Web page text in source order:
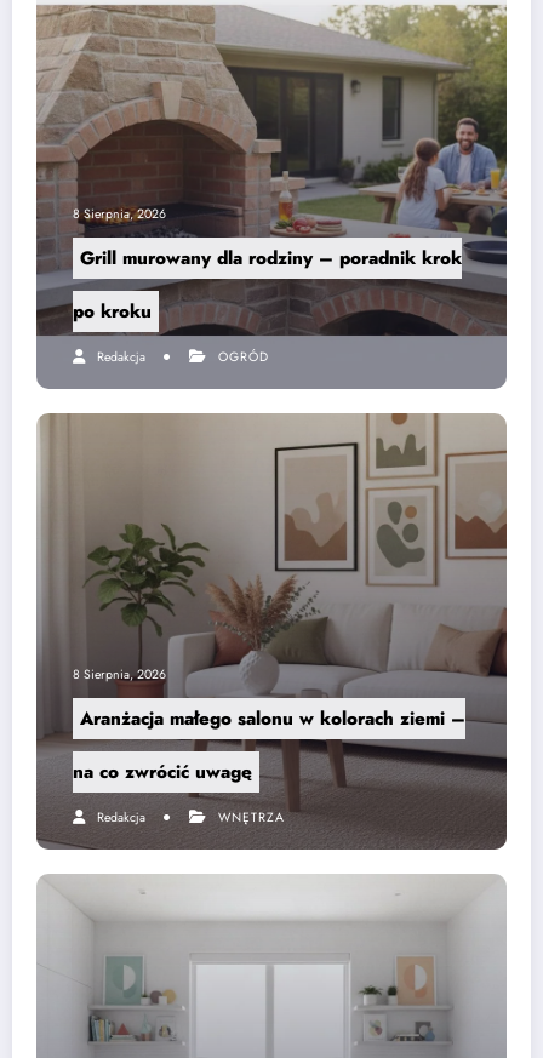
8 Sierpnia, 2026
Grill murowany dla rodziny – poradnik krok
po kroku
Redakcja OGRÓD
8 Sierpnia, 2026
Aranżacja małego salonu w kolorach ziemi –
na co zwrócić uwagę
Redakcja WNĘTRZA